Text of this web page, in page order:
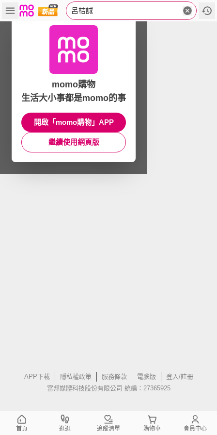
呂桔誠
APP下載 隱私權政策 服務條款 電腦版
登入/註冊
富邦媒體科技股份有限公司 統編：27365925
momo購物
生活大小事都是momo的事
開啟「momo購物」APP
繼續使用網頁版
首頁 逛逛 追蹤清單 購物車 會員中心